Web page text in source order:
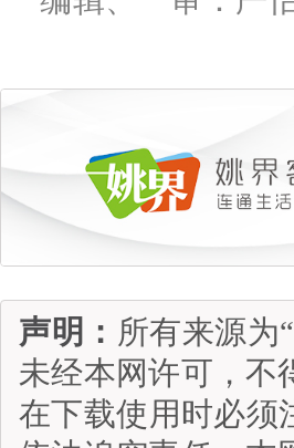
声明： 所有来源为
未经本网许可，不
在下载使用时必须